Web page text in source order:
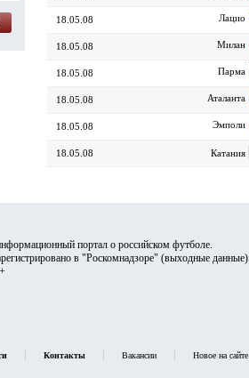
18.05.08 Лацио
18.05.08 Милан
18.05.08 Парма
18.05.08 Аталанта
18.05.08 Эмполи
18.05.08 Катания
портал о российском футболе.
в "Роскомнадзоре" (выходные данные).
Контакты Вакансии Новое на сайте